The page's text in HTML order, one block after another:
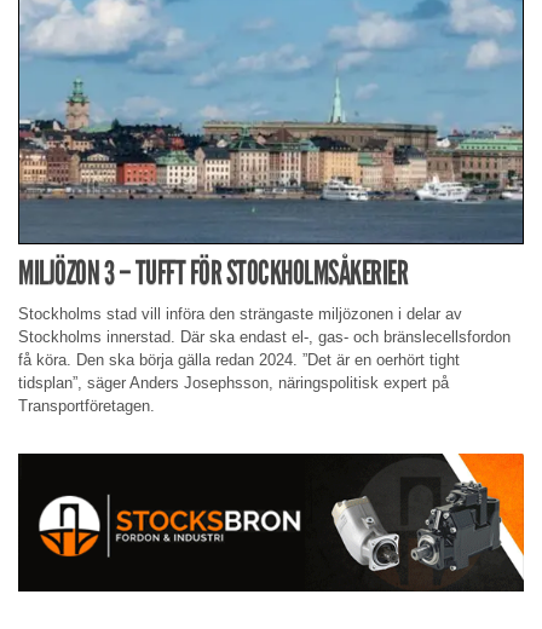
MILJÖZON 3 – TUFFT FÖR STOCKHOLMSÅKERIER
Stockholms stad vill införa den strängaste miljözonen i delar av
Stockholms innerstad. Där ska endast el-, gas- och bränslecellsfordon
få köra. Den ska börja gälla redan 2024. ”Det är en oerhört tight
tidsplan”, säger Anders Josephsson, näringspolitisk expert på
Transportföretagen.